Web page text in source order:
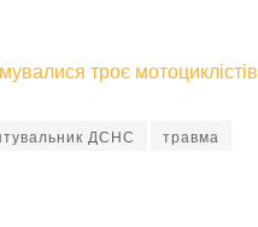
троє мотоциклістів
ДСНС травма